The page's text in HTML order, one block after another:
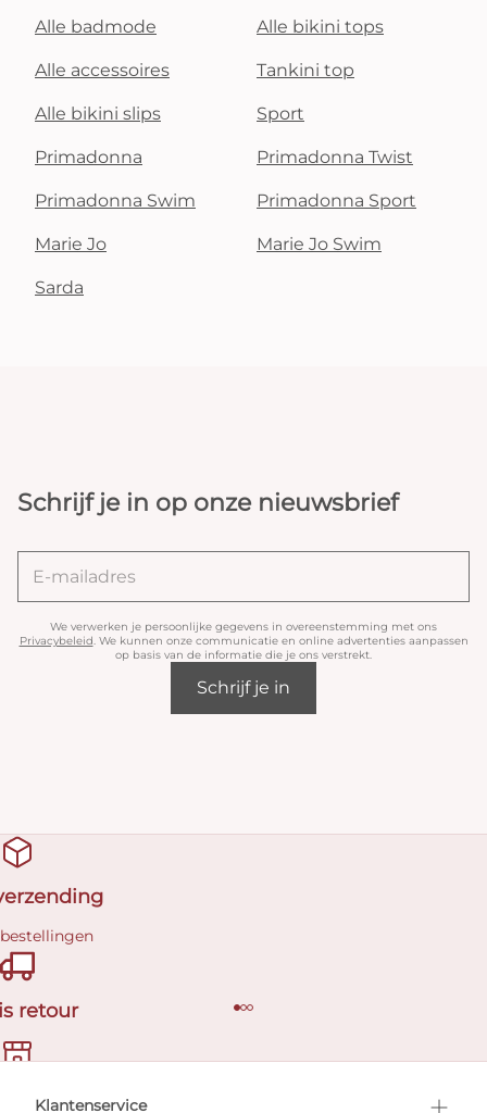
Alle badmode Alle bikini tops
Alle accessoires Tankini top
Alle bikini slips Sport
Primadonna Primadonna Twist
Primadonna Swim Primadonna Sport
Marie Jo Marie Jo Swim
Sarda
Schrijf je in op onze nieuwsbrief
We verwerken je persoonlijke gegevens in overeenstemming met ons
Privacybeleid. We kunnen onze communicatie en online advertenties aanpassen
op basis van de informatie die je ons verstrekt.
Schrijf je in
retour
afspraak
Klantenservice